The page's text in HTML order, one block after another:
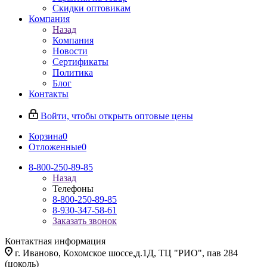
Скидки оптовикам
Компания
Назад
Компания
Новости
Сертификаты
Политика
Блог
Контакты
Войти, чтобы открыть оптовые цены
Корзина0
Отложенные0
8-800-250-89-85
Назад
Телефоны
8-800-250-89-85
8-930-347-58-61
Заказать звонок
Контактная информация
г. Иваново, Кохомское шоссе,д.1Д, ТЦ "РИО", пав 284
(цоколь)